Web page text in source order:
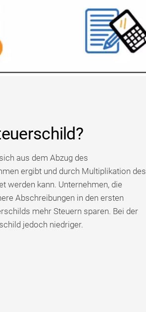
aus dem Abzug des
ergibt und durch Multiplikation des
werden kann. Unternehmen, die
Abschreibungen in den ersten
mehr Steuern sparen. Bei der
jedoch niedriger.